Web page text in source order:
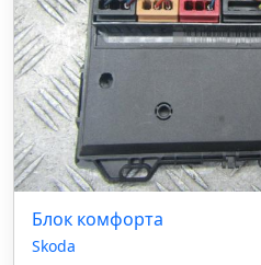
Блок комфорта
Skoda